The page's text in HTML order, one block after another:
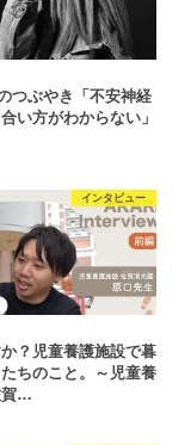
つぶやき「不安神経
い方がわからない」
インタビュー
？児童養護施設で暮
ちのこと。～児童養
…